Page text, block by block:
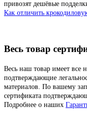
привозят дешёвые
Как отличить
Весь товар
Весь наш товар имеет все
подтверждающие
материалов. По вашему
сертификата
Подробнее о наших